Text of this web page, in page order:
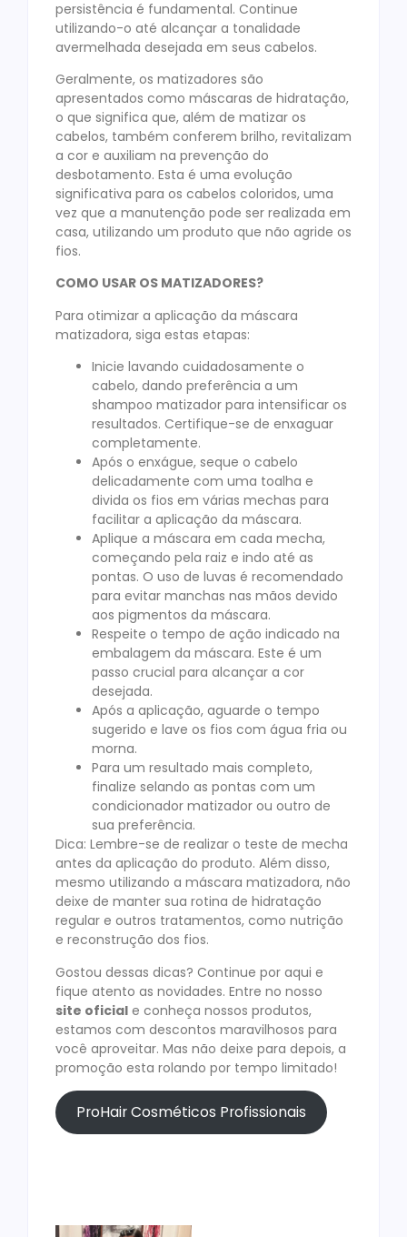
persistência é fundamental. Continue
utilizando-o até alcançar a tonalidade
avermelhada desejada em seus cabelos.
Geralmente, os matizadores são
apresentados como máscaras de hidratação,
o que significa que, além de matizar os
cabelos, também conferem brilho, revitalizam
a cor e auxiliam na prevenção do
desbotamento. Esta é uma evolução
significativa para os cabelos coloridos, uma
vez que a manutenção pode ser realizada em
casa, utilizando um produto que não agride os
fios.
COMO USAR OS MATIZADORES?
Para otimizar a aplicação da máscara
matizadora, siga estas etapas:
Inicie lavando cuidadosamente o
cabelo, dando preferência a um
shampoo matizador para intensificar os
resultados. Certifique-se de enxaguar
completamente.
Após o enxágue, seque o cabelo
delicadamente com uma toalha e
divida os fios em várias mechas para
facilitar a aplicação da máscara.
Aplique a máscara em cada mecha,
começando pela raiz e indo até as
pontas. O uso de luvas é recomendado
para evitar manchas nas mãos devido
aos pigmentos da máscara.
Respeite o tempo de ação indicado na
embalagem da máscara. Este é um
passo crucial para alcançar a cor
desejada.
Após a aplicação, aguarde o tempo
sugerido e lave os fios com água fria ou
morna.
Para um resultado mais completo,
finalize selando as pontas com um
condicionador matizador ou outro de
sua preferência.
Dica: Lembre-se de realizar o teste de mecha
antes da aplicação do produto. Além disso,
mesmo utilizando a máscara matizadora, não
deixe de manter sua rotina de hidratação
regular e outros tratamentos, como nutrição
e reconstrução dos fios.
Gostou dessas dicas? Continue por aqui e
fique atento as novidades. Entre no nosso
site oficial e conheça nossos produtos,
estamos com descontos maravilhosos para
você aproveitar. Mas não deixe para depois, a
promoção esta rolando por tempo limitado!
ProHair Cosméticos Profissionais